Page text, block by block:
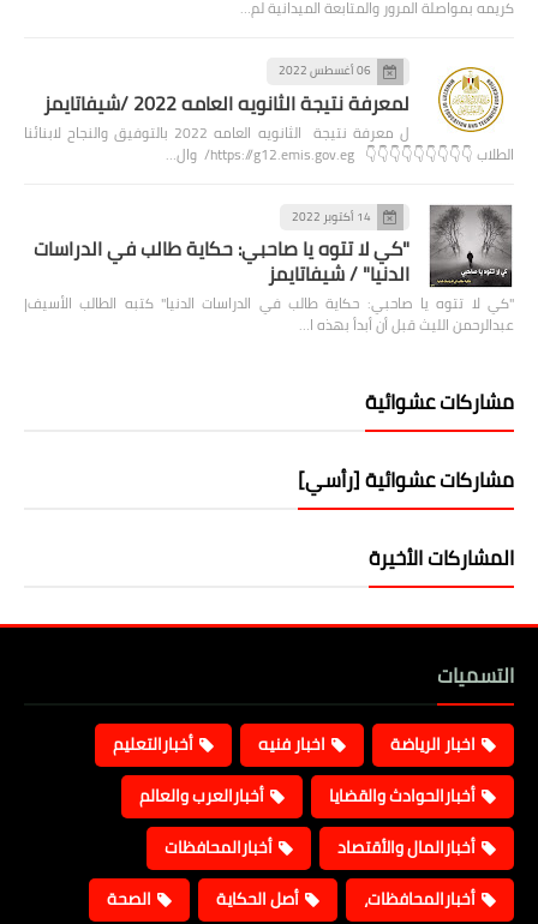
كريمه بمواصلة المرور والمتابعة الميدانية لم…
06 أغسطس 2022
لمعرفة نتيجة الثانويه العامه 2022 /شيفاتايمز
ل معرفة نتيجة الثانويه العامه 2022 بالتوفيق والنجاح لابنائنا
الطلاب 👇👇👇👇👇👇👇👇👇 https://g12.emis.gov.eg/ وال…
14 أكتوبر 2022
"كي لا تتوه يا صاحبي: حكاية طالب في الدراسات
الدنيا" / شيفاتايمز
"كي لا تتوه يا صاحبي: حكاية طالب في الدراسات الدنيا" كتبه الطالب الأسيف|
عبدالرحمن الليث قبل أن أبدأ بهذه ا…
مشاركات عشوائية
مشاركات عشوائية [رأسي]
المشاركات الأخيرة
التسميات
اخبار الرياضة اخبار فنيه
أخبارالتعليم
أخبارالحوادث والقضايا
أخبارالعرب والعالم
أخبارالمال والأقتصاد
أخبارالمحافظات
أخبارالمحافظات،
أصل الحكاية
الصحة